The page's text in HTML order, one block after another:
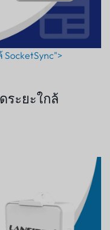
SocketSync">
ระยะใกล้